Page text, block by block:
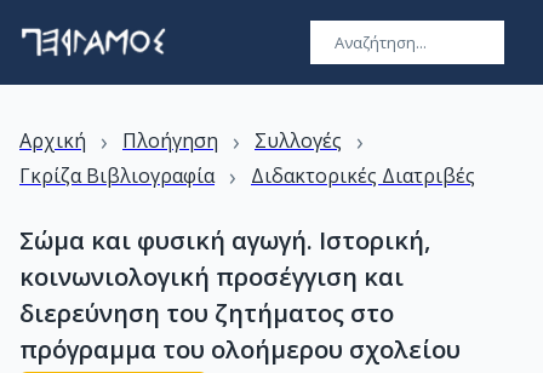
Αρχική › Πλοήγηση › Συλλογές ›
Γκρίζα Βιβλιογραφία › Διδακτορικές Διατριβές
Σώμα και φυσική αγωγή. Ιστορική,
κοινωνιολογική προσέγγιση και
διερεύνηση του ζητήματος στο
πρόγραμμα του ολοήμερου σχολείου